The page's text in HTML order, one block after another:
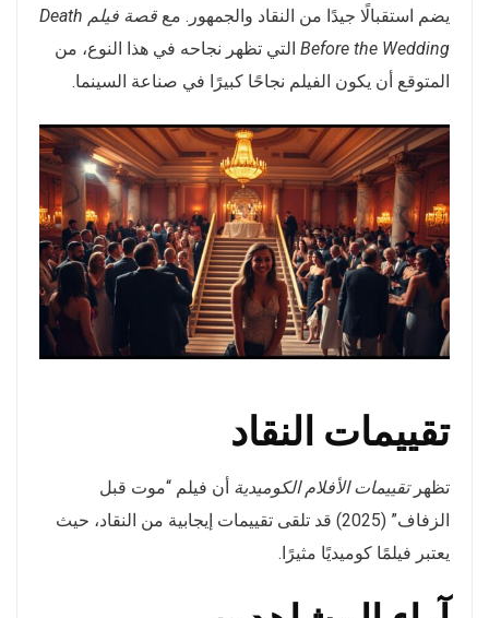
يضم استقبالًا جيدًا من النقاد والجمهور. مع
قصة فيلم Death
Before the Wedding التي تظهر نجاحه في هذا النوع، من
المتوقع أن يكون الفيلم نجاحًا كبيرًا في صناعة السينما.
تقييمات النقاد
تظهرتقييمات الأفلام الكوميدية أن فيلم “موت قبل
الزفاف” (2025) قد تلقى تقييمات إيجابية من النقاد، حيث
يعتبر فيلمًا كوميديًا مثيرًا.